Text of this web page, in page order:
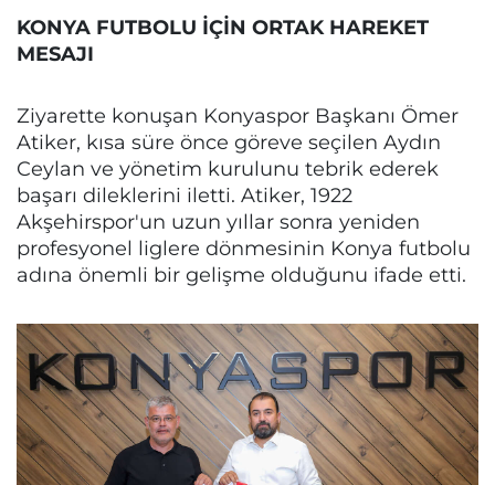
KONYA FUTBOLU İÇİN ORTAK HAREKET
MESAJI
Ziyarette konuşan Konyaspor Başkanı Ömer
Atiker, kısa süre önce göreve seçilen Aydın
Ceylan ve yönetim kurulunu tebrik ederek
başarı dileklerini iletti. Atiker, 1922
Akşehirspor'un uzun yıllar sonra yeniden
profesyonel liglere dönmesinin Konya futbolu
adına önemli bir gelişme olduğunu ifade etti.